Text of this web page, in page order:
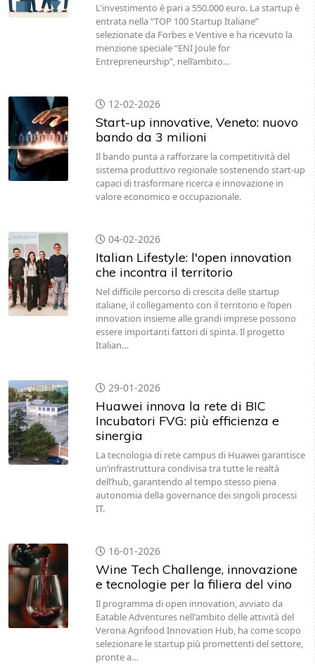
L'investimento è pari a 550.000 euro. La startup è
entrata nella “TOP 100 Startup Italiane”
selezionate da Forbes e Ventive e ha ricevuto la
menzione speciale “ENI Joule for
Entrepreneurship”, nell’ambito…
12-02-2026
Start-up innovative, Veneto: nuovo
bando da 3 milioni
Il bando punta a rafforzare la competitività del
sistema produttivo regionale sostenendo start-up
capaci di trasformare ricerca e innovazione in
valore economico e occupazionale.
04-02-2026
Italian Lifestyle: l'open innovation
che incontra il territorio
Nel difficile percorso di crescita delle startup
italiane, il collegamento con il territorio e l’open
innovation insieme alle grandi imprese possono
essere importanti fattori di spinta. Il progetto
Italian…
29-01-2026
Huawei innova la rete di BIC
Incubatori FVG: più efficienza e
sinergia
La tecnologia di rete campus di Huawei garantisce
un’infrastruttura condivisa tra tutte le realtà
dell’hub, garantendo al tempo stesso piena
autonomia della governance dei singoli processi
IT.
16-01-2026
Wine Tech Challenge, innovazione
e tecnologie per la filiera del vino
Il programma di open innovation, avviato da
Eatable Adventures nell'ambito delle attività del
Verona Agrifood Innovation Hub, ha come scopo
selezionare le startup più promettenti del settore,
pronte a…